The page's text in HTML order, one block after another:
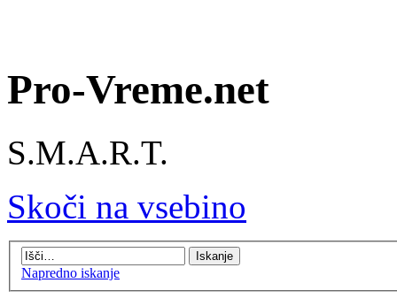
Pro-Vreme.net
S.M.A.R.T.
Skoči na vsebino
Napredno iskanje